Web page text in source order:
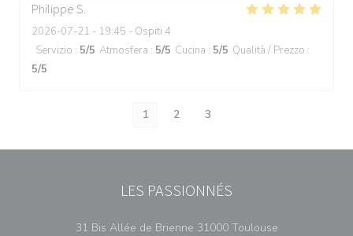
Philippe S
2026-07-21 - 19:45 - Ospiti 4
Servizio : 5/5 Atmosfera : 5/5 Cucina : 5/5 Qualità / Prezzo :
5/5
1 2 3
LES PASSIONNÉS
31 Bis Allée de Brienne 31000 Toulouse((apre una